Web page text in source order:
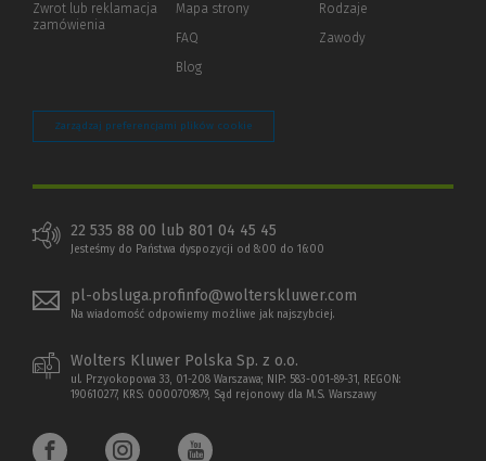
innej
Zwrot lub reklamacja
zamówienia
Mapa strony
FAQ
Blog
Rodzaje
Zawody
Zarządzaj preferencjami plików cookie
22 535 88 00 lub 801 04 45 45
Jesteśmy do Państwa dyspozycji od 8:00 do 16:00
pl-obsluga.profinfo@wolterskluwer.com
Na wiadomość odpowiemy możliwe jak najszybciej.
Wolters Kluwer Polska Sp. z o.o.
ul. Przyokopowa 33, 01-208 Warszawa; NIP: 583-001-89-31, REGON:
190610277, KRS: 0000709879, Sąd rejonowy dla M.S. Warszawy